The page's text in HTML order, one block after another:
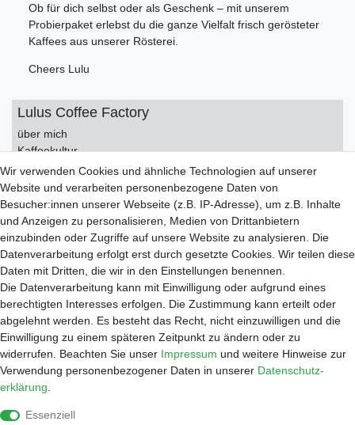
Ob für dich selbst oder als Geschenk – mit unserem
Probierpaket erlebst du die ganze Vielfalt frisch gerösteter
Kaffees aus unserer Rösterei.
Cheers Lulu
Lulus Coffee Factory
über mich
Kaffeekultur
Kontakt
Impressum
Datenschutzerklärung
AGB
Service
Zahlungsarten
Versand
Widerrufsrecht
Warenkorb
Händleranfragen
Werkstatt
Reparaturauftrag
Wir verwenden Cookies und ähnliche Technologien auf unserer
Website und verarbeiten personenbezogene Daten von
Besucher:innen unserer Webseite (z.B. IP-Adresse), um z.B. Inhalte
und Anzeigen zu personalisieren, Medien von Drittanbietern
einzubinden oder Zugriffe auf unsere Website zu analysieren. Die
Datenverarbeitung erfolgt erst durch gesetzte Cookies. Wir teilen diese
Daten mit Dritten, die wir in den Einstellungen benennen.
Die Datenverarbeitung kann mit Einwilligung oder aufgrund eines
berechtigten Interesses erfolgen. Die Zustimmung kann erteilt oder
abgelehnt werden. Es besteht das Recht, nicht einzuwilligen und die
Einwilligung zu einem späteren Zeitpunkt zu ändern oder zu
widerrufen. Beachten Sie unser Impressum und weitere Hinweise zur
Verwendung personenbezogener Daten in unserer Daten­schutz­
erklärung
Essenziell